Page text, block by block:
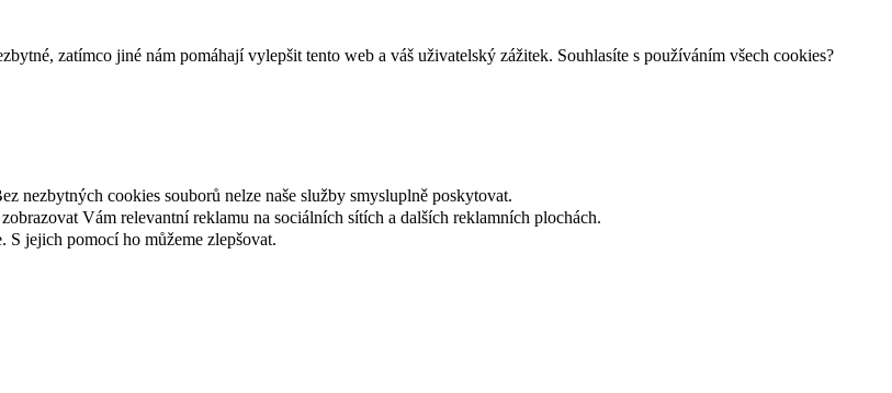
zatímco jiné nám pomáhají vylepšit tento web a váš uživatelský zážitek. Souhlasíte s používáním všech cookies?
nezbytných cookies souborů nelze naše služby smysluplně poskytovat.
Vám relevantní reklamu na sociálních sítích a dalších reklamních plochách.
S jejich pomocí ho můžeme zlepšovat.